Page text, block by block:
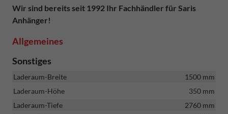
Wir sind bereits seit 1992 Ihr Fachhändler für Saris
Anhänger!
Allgemeines
Sonstiges
Laderaum-Breite
1500 mm
Laderaum-Höhe
350 mm
Laderaum-Tiefe
2760 mm